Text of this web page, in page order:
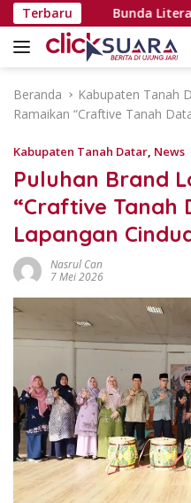
a
Terbaru Bunda Literasi
Beranda Kabupaten Tanah
Ramaikan “Craftive Tanah
Kabupaten Tanah Datar, News
Puluhan Brand
“Craftive Tanah
Lapangan
Nasrul Can
7 Mei 2026